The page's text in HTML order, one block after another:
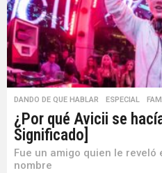
DANDO DE QUE HABLAR ,ESPECIAL ,
¿Por qué Avicii se
Significado]
Fue un amigo quien le
nombre